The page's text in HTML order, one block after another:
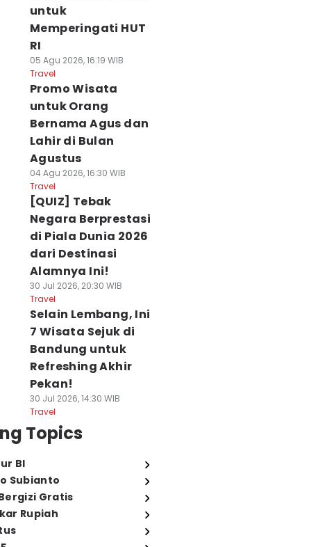
untuk
Memperingati HUT
RI
05 Agu 2026, 16:19 WIB
Travel
Promo Wisata
untuk Orang
Bernama Agus dan
Lahir di Bulan
Agustus
04 Agu 2026, 16:30 WIB
Travel
[QUIZ] Tebak
Negara Berprestasi
di Piala Dunia 2026
dari Destinasi
Alamnya Ini!
30 Jul 2026, 20:30 WIB
Travel
Selain Lembang, Ini
7 Wisata Sejuk di
Bandung untuk
Refreshing Akhir
Pekan!
30 Jul 2026, 14:30 WIB
Travel
Topics
BI
Subianto
Gratis
Rupiah